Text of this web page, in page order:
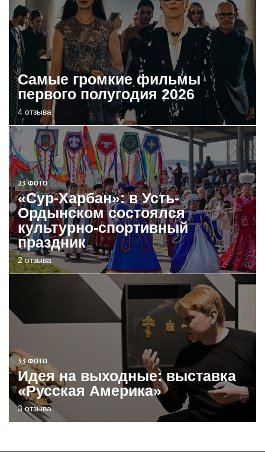
Самые громкие фильмы
первого полугодия 2026
4 отзыва
23 ФОТО
«Сур-Харбан»: в Усть-
Ордынском состоялся
культурно-спортивный
праздник
2 отзыва
33 ФОТО
Идея на выходные: выставка
«Русская Америка»
3 отзыва